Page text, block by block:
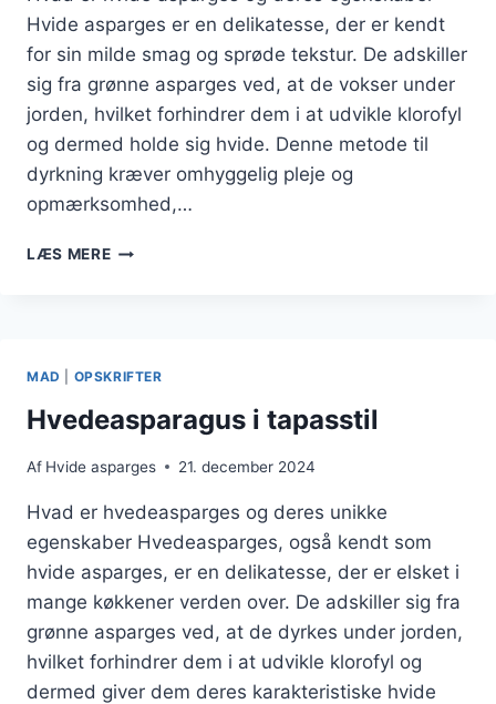
Hvide asparges er en delikatesse, der er kendt
for sin milde smag og sprøde tekstur. De adskiller
sig fra grønne asparges ved, at de vokser under
jorden, hvilket forhindrer dem i at udvikle klorofyl
og dermed holde sig hvide. Denne metode til
dyrkning kræver omhyggelig pleje og
opmærksomhed,…
LÆS MEREHVIDE
MAD OPSKRIFTER
Hvedeasparagus i tapasstil
Af Hvide asparges 21. december 2024
Hvad er hvedeasparges og deres unikke
egenskaber Hvedeasparges, også kendt som
hvide asparges, er en delikatesse, der er elsket i
mange køkkener verden over. De adskiller sig fra
grønne asparges ved, at de dyrkes under jorden,
hvilket forhindrer dem i at udvikle klorofyl og
dermed giver dem deres karakteristiske hvide